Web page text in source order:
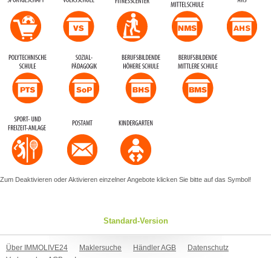
Zum Deaktivieren oder Aktivieren einzelner Angebote klicken Sie bitte auf das Symbol!
Standard-Version
Über IMMOLIVE24 Maklersuche Händler AGB
Datenschutz